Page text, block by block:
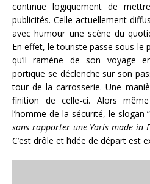
continue logiquement de
publicités. Celle actuellement
avec humour une scène du
En effet, le touriste passe sous le
qu’il ramène de son voyage
portique se déclenche sur son
tour de la carrosserie. Une
finition de celle-ci. Alors
l’homme de la sécurité, le slogan “
sans rapporter une Yaris made in
C’est drôle et l’idée de départ est